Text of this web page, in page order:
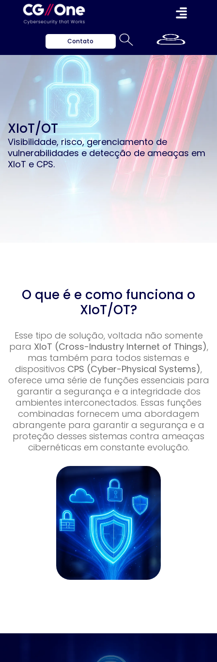
Contato
XIoT/OT
Visibilidade, risco, gerenciamento de
vulnerabilidades e detecção de ameaças em
XIoT e CPS.
O que é e como funciona o
XIoT/OT?
Esse tipo de solução, voltada não somente
para XIoT (Cross-Industry Internet of Things),
mas também para todos sistemas e
dispositivos CPS (Cyber-Physical Systems),
oferece uma série de funções essenciais para
garantir a segurança e a integridade dos
ambientes interconectados. Essas funções
combinadas fornecem uma abordagem
abrangente para garantir a segurança e a
proteção desses sistemas contra ameaças
cibernéticas em constante evolução.